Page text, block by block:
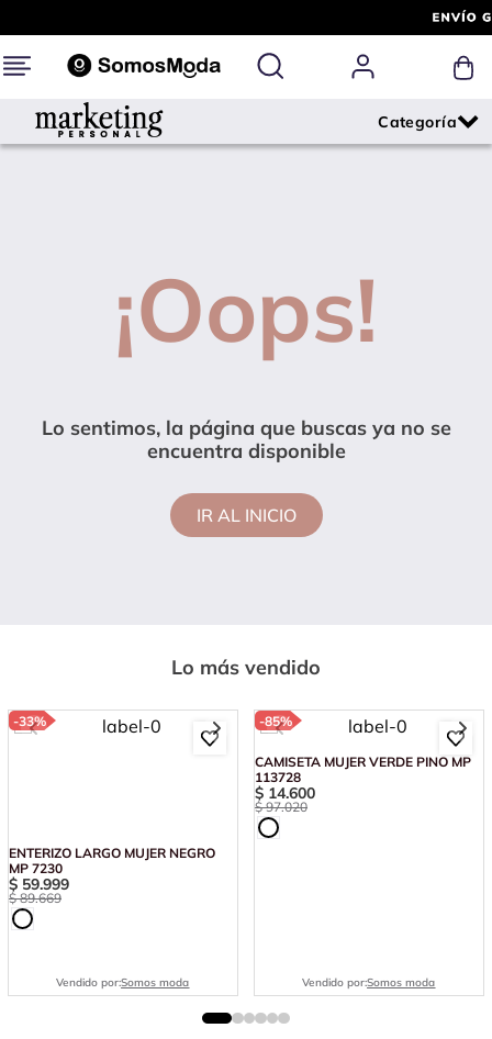
¡Oops!
Lo sentimos, la página que buscas ya no se
encuentra disponible
IR AL INICIO
Lo más vendido
-33%
Vendido por:
-85%
CAMISETA MUJER VERDE PINO MP
113728
$ 14.600
$ 97.020